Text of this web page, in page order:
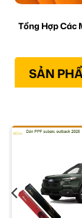
Tổng Hợp Các
SẢN